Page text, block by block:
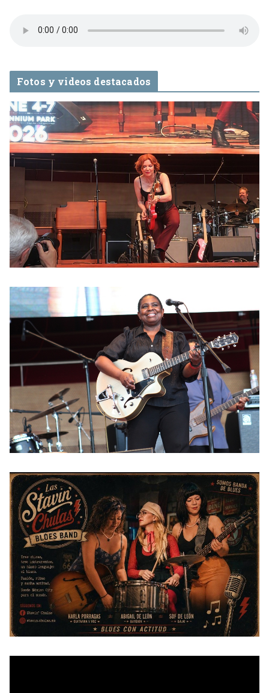
Fotos y videos destacados